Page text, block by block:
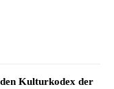
Kulturkodex der